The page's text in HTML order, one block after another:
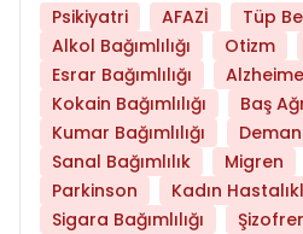
Psikiyatri AFAZİ
Tüp
Alkol Bağımlılığı
Otizm
Esrar Bağımlılığı
Kokain Bağımlılığı
Baş
Kumar Bağımlılığı
Sanal Bağımlılık
Migren
Parkinson
Kadın
Sigara Bağımlılığı